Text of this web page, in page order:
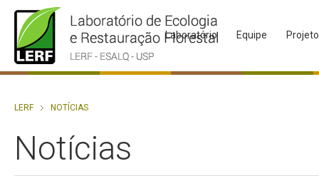
Laboratório Equipe
LERF NOTÍCIAS
Notícias